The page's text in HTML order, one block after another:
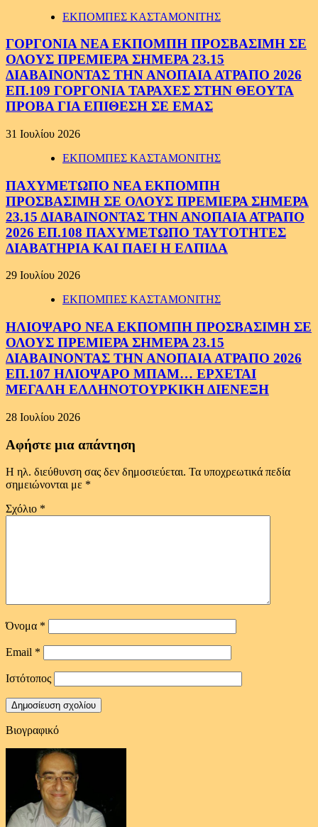
ΕΚΠΟΜΠΕΣ ΚΑΣΤΑΜΟΝΙΤΗΣ
ΓΟΡΓΟΝΙΑ ΝΕΑ ΕΚΠΟΜΠΗ ΠΡΟΣΒΑΣΙΜΗ ΣΕ
ΟΛΟΥΣ ΠΡΕΜΙΕΡΑ ΣΗΜΕΡΑ 23.15
ΔΙΑΒΑΙΝΟΝΤΑΣ ΤΗΝ ΑΝΟΠΑΙΑ ΑΤΡΑΠΟ 2026
ΕΠ.109 ΓΟΡΓΟΝΙΑ ΤΑΡΑΧΕΣ ΣΤΗΝ ΘΕΟΥΤΑ
ΠΡΟΒΑ ΓΙΑ ΕΠΙΘΕΣΗ ΣΕ ΕΜΑΣ
31 Ιουλίου 2026
ΕΚΠΟΜΠΕΣ ΚΑΣΤΑΜΟΝΙΤΗΣ
ΠΑΧΥΜΕΤΩΠΟ ΝΕΑ ΕΚΠΟΜΠΗ
ΠΡΟΣΒΑΣΙΜΗ ΣΕ ΟΛΟΥΣ ΠΡΕΜΙΕΡΑ ΣΗΜΕΡΑ
23.15 ΔΙΑΒΑΙΝΟΝΤΑΣ ΤΗΝ ΑΝΟΠΑΙΑ ΑΤΡΑΠΟ
2026 ΕΠ.108 ΠΑΧΥΜΕΤΩΠΟ ΤΑΥΤΟΤΗΤΕΣ
ΔΙΑΒΑΤΗΡΙΑ ΚΑΙ ΠΑΕΙ Η ΕΛΠΙΔΑ
29 Ιουλίου 2026
ΕΚΠΟΜΠΕΣ ΚΑΣΤΑΜΟΝΙΤΗΣ
ΗΛΙΟΨΑΡΟ ΝΕΑ ΕΚΠΟΜΠΗ ΠΡΟΣΒΑΣΙΜΗ ΣΕ
ΟΛΟΥΣ ΠΡΕΜΙΕΡΑ ΣΗΜΕΡΑ 23.15
ΔΙΑΒΑΙΝΟΝΤΑΣ ΤΗΝ ΑΝΟΠΑΙΑ ΑΤΡΑΠΟ 2026
ΕΠ.107 ΗΛΙΟΨΑΡΟ ΜΠΑΜ… ΕΡΧΕΤΑΙ
ΜΕΓΑΛΗ ΕΛΛΗΝΟΤΟΥΡΚΙΚΗ ΔΙΕΝΕΞΗ
28 Ιουλίου 2026
Αφήστε μια απάντηση
Η ηλ. διεύθυνση σας δεν δημοσιεύεται. Τα υποχρεωτικά πεδία
σημειώνονται με *
Σχόλιο *
Όνομα *
Email *
Ιστότοπος
Βιογραφικό